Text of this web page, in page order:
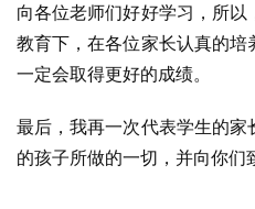
向各位老师们好好学习，所
教育下，在各位家长认真的
一定会取得更好的成绩。
最后，我再一次代表学生的
的孩子所做的一切，并向你们